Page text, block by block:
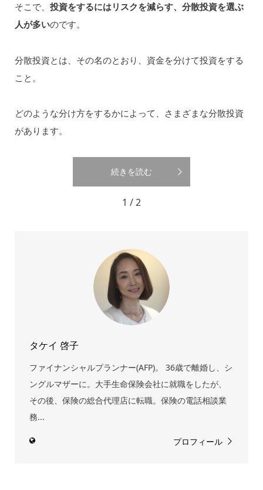
そこで、 投資をするにはリスクを減らす、分散投資を選ぶ
人が多いのです。
分散投資とは、その名のとおり、資金を分けて投資をする
こと。
どのような分け方をするかによって、さまざまな分散投資
があります。
続きを読む
1 / 2
タケイ 啓子
ファイナンシャルプランナー(AFP)。 36歳で離婚し、シ
ングルマザーに。大手生命保険会社に就職をしたが、
その後、保険の総合代理店に転職。保険の電話相談業
務...
プロフィール